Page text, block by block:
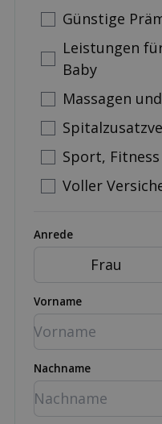
Günstige
Leistungen
Baby
Massagen
Sport,
Voller
Anrede
Frau
Vorname
Nachname